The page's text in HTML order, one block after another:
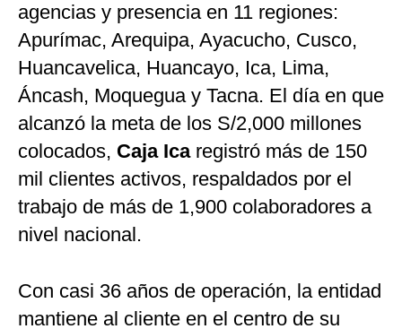
agencias y presencia en 11 regiones:
Apurímac, Arequipa, Ayacucho, Cusco,
Huancavelica, Huancayo, Ica, Lima,
Áncash, Moquegua y Tacna. El día en que
alcanzó la meta de los S/2,000 millones
colocados, Caja Ica registró más de 150
mil clientes activos, respaldados por el
trabajo de más de 1,900 colaboradores a
nivel nacional.
Con casi 36 años de operación, la entidad
mantiene al cliente en el centro de su